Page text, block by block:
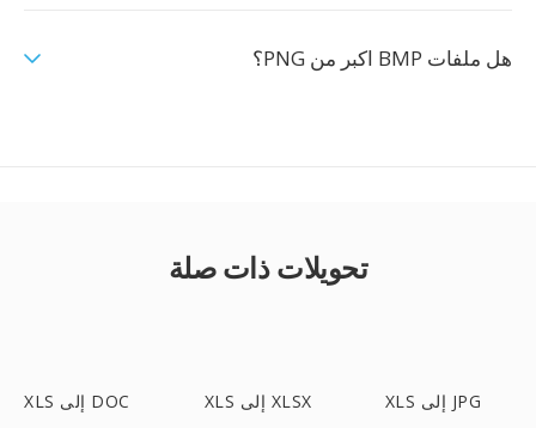
هل ملفات BMP اكبر من PNG؟
تحويلات ذات صلة
XLS إلى DOC XLS إلى XLSX XLS إلى JPG